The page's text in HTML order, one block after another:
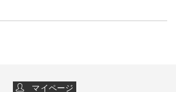
マイページ